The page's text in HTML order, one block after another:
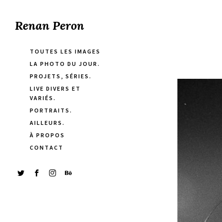
Renan Peron
TOUTES LES IMAGES
LA PHOTO DU JOUR.
PROJETS, SÉRIES.
LIVE DIVERS ET
VARIÉS.
PORTRAITS.
AILLEURS.
À PROPOS
CONTACT